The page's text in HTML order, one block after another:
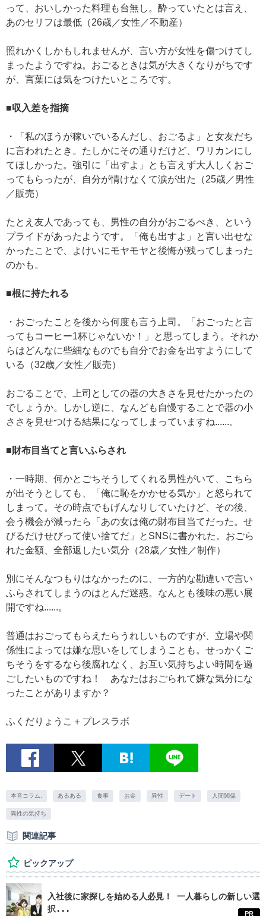
って、おいしかった料理も台無し。酔っていたとは言え、
あのセリフは最低（26歳／女性／不動産）
照れかくしかもしれませんが、言い方が女性を傷つけてし
まったようですね。おごるときは気が大きくなりがちです
が、言葉には気をつけたいところです。
■収入差を指摘
・「私のほうが稼いでいるんだし、おごるよ」と女友だち
に言われたとき。たしかにその通りだけど、ワリカンにし
てほしかった。強引に「出すよ」とも言えず大人しくおご
ってもらったが、自分が情けなくて涙が出た（25歳／男性
／販売）
たとえ友人であっても、男性の自分がおごるべき、という
プライドがあったようです。「俺も出すよ」と言い出せな
かったことで、よけいにモヤモヤと後悔が残ってしまった
のかも。
■根に持たれる
・おごったことを後から何度も言う上司。「おごったと言
ってもコーヒー1杯じゃないか！」と思ってしまう。それか
らはどんなに些細なものでも自分でお金を出すようにして
いる（32歳／女性／販売）
おごることで、上司としての器の大きさを見せたかったの
でしょうか。しかし逆に、なんども自慢することで器の小
ささを見せつける結果になってしまっていますね......。
■財布目当てと言いふらされ
・一時期、何かとごちそうしてくれる男性がいて、こちら
が出そうとしても、「俺に恥をかかせる気か」と怒られて
しまって。その時点でもげんなりしていたけど、その後、
会う機会が減ったら「あの女は俺の財布目当てだった。せ
びるだけせびって使い捨てだ」とSNSに書かれた。おごら
れた金額、全部返したい気分（28歳／女性／制作）
別にそんなつもりはなかったのに、一方的な勘違いで言い
ふらされてしまうのはとんだ迷惑。なんとも後味の悪い展
開ですね......。
普通はおごってもらえたらうれしいものですが、立場や関
係性によっては嫌な思いをしてしまうことも。せっかくご
ちそうをするなら後腐れなく、お互い気持ちよい時間を過
ごしたいものですね！ あなたはおごられて嫌な気分にな
ったことがありますか？
ふくだりょうこ＋プレスラボ
本音コラム. あるある 食事 お金 異性 デート 人間関係
異性の気持ち
関連記事
ピックアップ
入社後に家探しを始める人必見！ 一人暮らしの新しい選
択...
PR